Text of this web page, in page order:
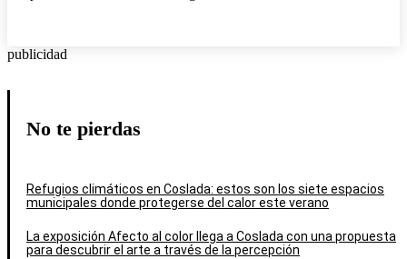
publicidad
No te pierdas
Refugios climáticos en Coslada: estos son los siete espacios
municipales donde protegerse del calor este verano
La exposición Afecto al color llega a Coslada con una propuesta
para descubrir el arte a través de la percepción